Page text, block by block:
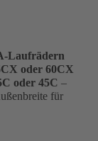
Laufrädern
oder 60CX
oder 45C –
für